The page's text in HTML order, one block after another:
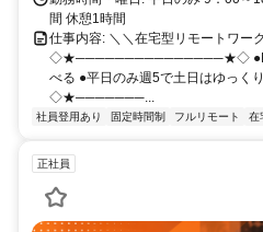
間 休憩1時間
仕事内容: ＼＼在宅型リモートワー
◇★───────────────★◇
べる ●平日のみ週5で土日はゆっく
◇★───────...
社員登用あり 固定時間制 フルリモート 在
正社員